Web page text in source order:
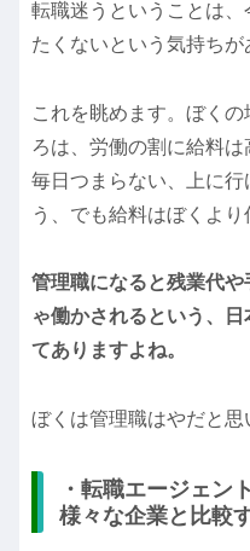
転職迷うということは
たくないという気持ちが
これを眺めます。ぼく
ろは、労働の割に給料は
毎日つまらない、上に
う、でも給料はぼくより
管理職になると残業代
ゃ働かされるという、
てありますよね。
ぼくは管理職はやだと思
・転職エージェン
様々な企業と比較